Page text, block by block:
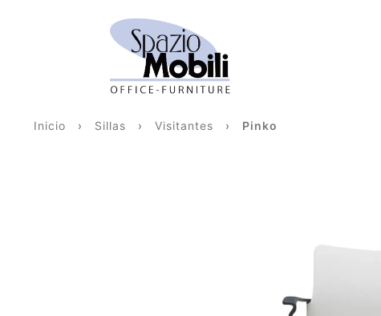
Inicio › Sillas › Visitantes › Pinko